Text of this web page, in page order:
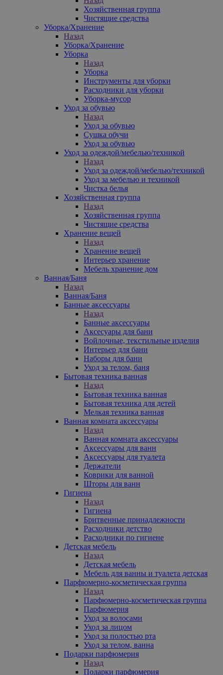
Хозяйственная группа
Чистящие средства
Уборка/Хранение
Назад
Уборка/Хранение
Уборка
Назад
Уборка
Инструменты для уборки
Расходники для уборки
Уборка-мусор
Уход за обувью
Назад
Уход за обувью
Сушка обучи
Уход за обувью
Уход за одеждой/мебелью/техникой
Назад
Уход за одеждой/мебелью/техникой
Уход за мебелью и техникой
Чистка белья
Хозяйственная группа
Назад
Хозяйственная группа
Чистящие средства
Хранение вещей
Назад
Хранение вещей
Интерьер хранение
Мебель хранение дом
Ванная/Баня
Назад
Ванная/Баня
Банные аксессуары
Назад
Банные аксессуары
Аксесуары для бани
Войлочные, текстильные изделия
Интерьер для бани
Наборы для бани
Уход за телом, баня
Бытовая техника ванная
Назад
Бытовая техника ванная
Бытовая техника для детей
Мелкая техника ванная
Ванная комната аксессуары
Назад
Ванная комната аксессуары
Аксессуары для ванн
Аксессуары для туалета
Держатели
Коврики для ванной
Шторы для ванн
Гигиена
Назад
Гигиена
Бритвенные принадлежности
Расходники детство
Расходники по гигиене
Детская мебель
Назад
Детская мебель
Мебель для ванны и туалета детская
Парфюмерно-косметическая группа
Назад
Парфюмерно-косметическая группа
Парфюмерия
Уход за волосами
Уход за лицом
Уход за полостью рта
Уход за телом, ванна
Подарки парфюмерия
Назад
Подарки парфюмерия